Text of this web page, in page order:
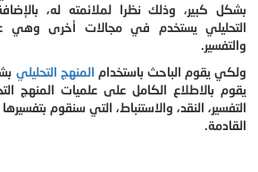
بشكل كبير، وذلك نظرا لملائمته له،
التحليلي يستخدم في مجالات أخرى وهي
والتفسير.
ولكي يقوم الباحث باستخدام المنهج التحليلي
يقوم بالاطلاع الكامل على علميات المنهج
التفسير، النقد، والاستنباط، التي سنقوم
القادمة.